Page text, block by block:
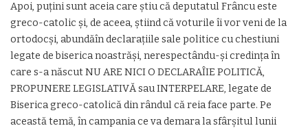
Apoi, puțini sunt aceia care știu că deputatul Frâncu este
greco-catolic și, de aceea, știind că voturile îi vor veni de la
ortodocși, abundăîn declarațiile sale politice cu chestiuni
legate de biserica noastrăși, nerespectându-și credința în
care s-a născut NU ARE NICI O DECLARAÎIE POLITICĂ,
PROPUNERE LEGISLATIVĂ sau INTERPELARE, legate de
Biserica greco-catolică din rândul că reia face parte. Pe
această temă, în campania ce va demara la sfârșitul lunii